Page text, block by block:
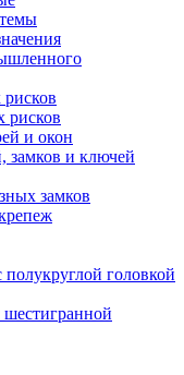
рисков
и окон
замков и ключей
замков
головкой